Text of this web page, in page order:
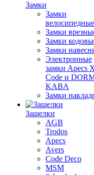
Замки
Замки
велосипедные
Замки
Замки
Замки
Электронные
замки Apecs
Code и
KABA
Замки
Защелки
AGB
Trodos
Apecs
Avers
Code Deco
MSM